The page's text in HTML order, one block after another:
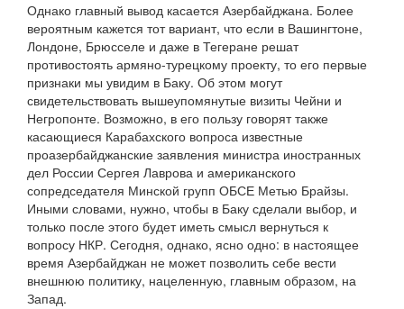
Однако главный вывод касается Азербайджана. Более
вероятным кажется тот вариант, что если в Вашингтоне,
Лондоне, Брюсселе и даже в Тегеране решат
противостоять армяно-турецкому проекту, то его первые
признаки мы увидим в Баку. Об этом могут
свидетельствовать вышеупомянутые визиты Чейни и
Негропонте. Возможно, в его пользу говорят также
касающиеся Карабахского вопроса известные
проазербайджанские заявления министра иностранных
дел России Сергея Лаврова и американского
сопредседателя Минской групп ОБСЕ Метью Брайзы.
Иными словами, нужно, чтобы в Баку сделали выбор, и
только после этого будет иметь смысл вернуться к
вопросу НКР. Сегодня, однако, ясно одно: в настоящее
время Азербайджан не может позволить себе вести
внешнюю политику, нацеленную, главным образом, на
Запад.